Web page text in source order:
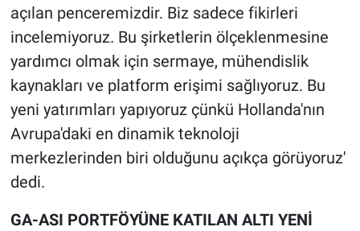
açılan penceremizdir. Biz sadece fikirleri
incelemiyoruz. Bu şirketlerin ölçeklenmesine
yardımcı olmak için sermaye, mühendislik
kaynakları ve platform erişimi sağlıyoruz. Bu
yeni yatırımları yapıyoruz çünkü Hollanda'nın
Avrupa'daki en dinamik teknoloji
merkezlerinden biri olduğunu açıkça görüyoruz'
dedi.
GA-ASI PORTFÖYÜNE KATILAN ALTI YENİ